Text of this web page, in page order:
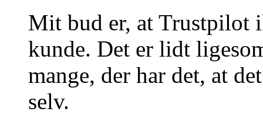
Mit bud er, at Trustpilot
kunde. Det er lidt
mange, der har det, at
selv.